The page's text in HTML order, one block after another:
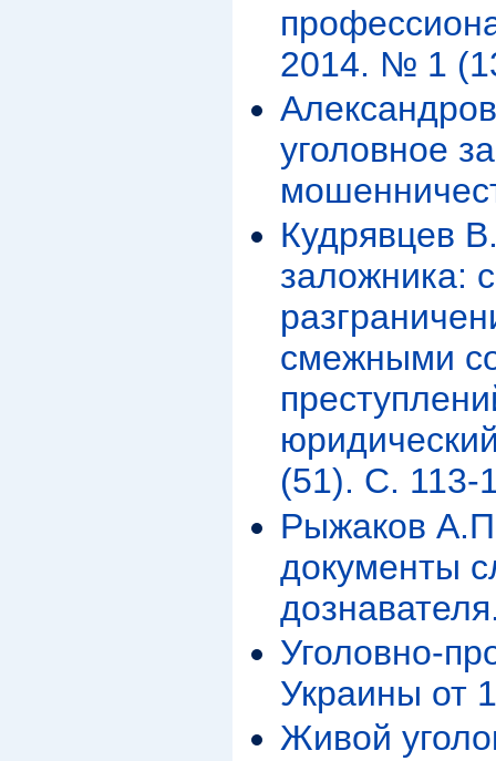
2014. № 1
уголовное
Кудрявцев
заложника:
смежными
(51). С. 113-
Рыжаков
документы
Уголовно-
Украины от
Живой